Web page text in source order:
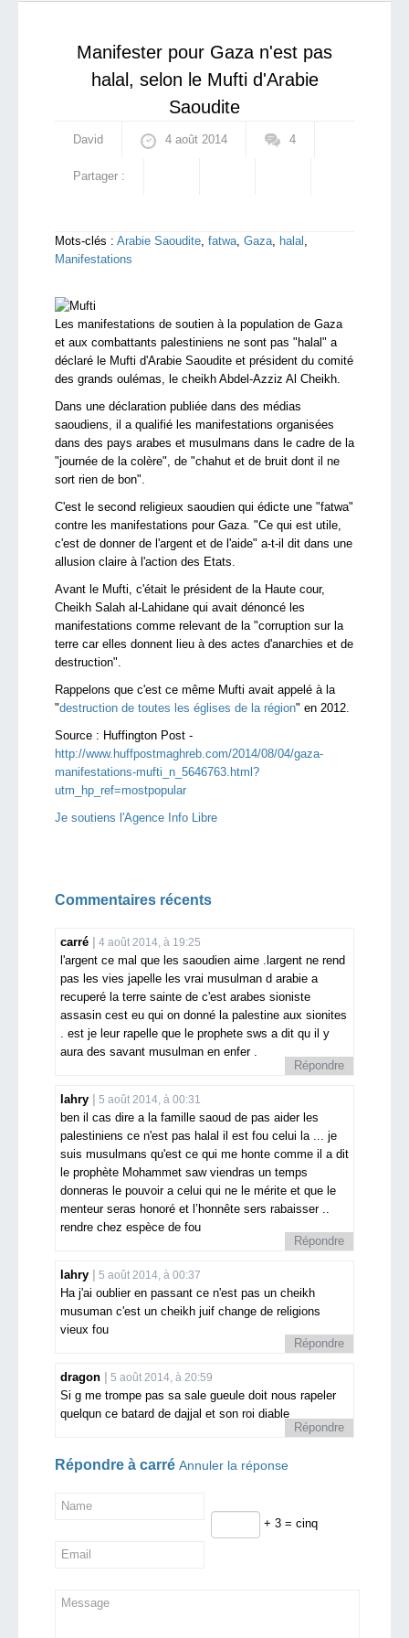
Manifester pour Gaza n'est pas
halal, selon le Mufti d'Arabie
Saoudite
David 4 août 2014 4
Partager :
Mots-clés : Arabie Saoudite, fatwa, Gaza, halal ,
Manifestations
Les manifestations de soutien à la population de Gaza
et aux combattants palestiniens ne sont pas "halal" a
déclaré le Mufti d'Arabie Saoudite et président du comité
des grands oulémas, le cheikh Abdel-Azziz Al Cheikh.
Dans une déclaration publiée dans des médias
saoudiens, il a qualifié les manifestations organisées
dans des pays arabes et musulmans dans le cadre de la
"journée de la colère", de "chahut et de bruit dont il ne
sort rien de bon".
C'est le second religieux saoudien qui édicte une "fatwa"
contre les manifestations pour Gaza. "Ce qui est utile,
c'est de donner de l'argent et de l'aide" a-t-il dit dans une
allusion claire à l'action des Etats.
Avant le Mufti, c'était le président de la Haute cour,
Cheikh Salah al-Lahidane qui avait dénoncé les
manifestations comme relevant de la "corruption sur la
terre car elles donnent lieu à des actes d'anarchies et de
destruction".
Rappelons que c'est ce même Mufti avait appelé à la
"destruction de toutes les églises de la région" en 2012.
Source : Huffington Post -
http://www.huffpostmaghreb.com/2014/08/04/gaza-
manifestations-mufti_n_5646763.html?
utm_hp_ref=mostpopular
Je soutiens l'Agence Info Libre
Commentaires récents
carré 4 août 2014, à 19:25
l'argent ce mal que les saoudien aime .largent ne rend
pas les vies japelle les vrai musulman d arabie a
recuperé la terre sainte de c'est arabes sioniste
assasin cest eu qui on donné la palestine aux sionites
. est je leur rapelle que le prophete sws a dit qu il y
aura des savant musulman en enfer .
Répondre
lahry 5 août 2014, à 00:31
ben il cas dire a la famille saoud de pas aider les
palestiniens ce n'est pas halal il est fou celui la ... je
suis musulmans qu'est ce qui me honte comme il a dit
le prophète Mohammet saw viendras un temps
donneras le pouvoir a celui qui ne le mérite et que le
menteur seras honoré et l’honnête sers rabaisser ..
rendre chez espèce de fou
Répondre
lahry 5 août 2014, à 00:37
Ha j'ai oublier en passant ce n'est pas un cheikh
musuman c'est un cheikh juif change de religions
vieux fou
Répondre
dragon 5 août 2014, à 20:59
Si g me trompe pas sa sale gueule doit nous rapeler
quelqun ce batard de dajjal et son roi diable
Répondre
Répondre à carré Annuler la réponse
+ 3 = cinq